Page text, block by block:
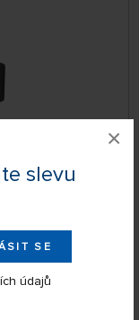
slevu
SE
údajů
×
ZDARMA
KOUPIT